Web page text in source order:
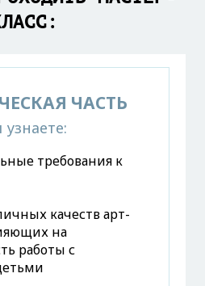
ЧАСТЬ
узнаете:
требования к
качеств арт-
на
работы с